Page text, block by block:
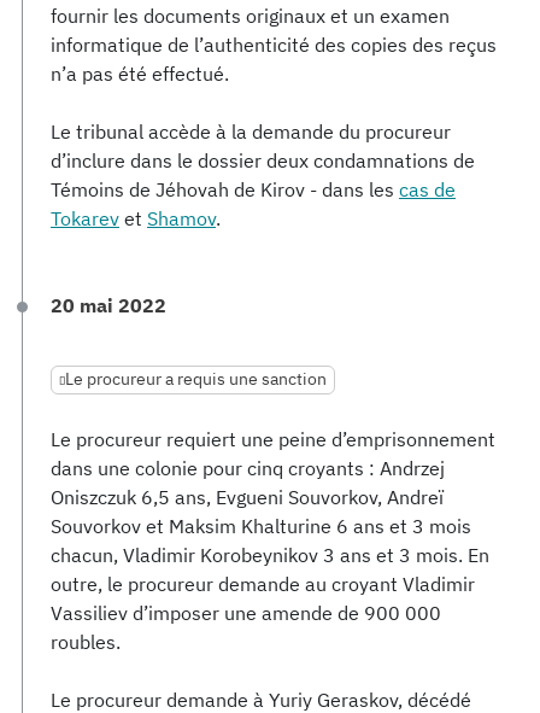
fournir les documents originaux et un examen
informatique de l’authenticité des copies des reçus
n’a pas été effectué.
Le tribunal accède à la demande du procureur
d’inclure dans le dossier deux condamnations de
Témoins de Jéhovah de Kirov - dans les cas de
Tokarev et Shamov.
20 mai 2022
Le procureur a requis une sanction
Le procureur requiert une peine d’emprisonnement
dans une colonie pour cinq croyants : Andrzej
Oniszczuk 6,5 ans, Evgueni Souvorkov, Andreï
Souvorkov et Maksim Khalturine 6 ans et 3 mois
chacun, Vladimir Korobeynikov 3 ans et 3 mois. En
outre, le procureur demande au croyant Vladimir
Vassiliev d’imposer une amende de 900 000
roubles.
Le procureur demande à Yuriy Geraskov, décédé